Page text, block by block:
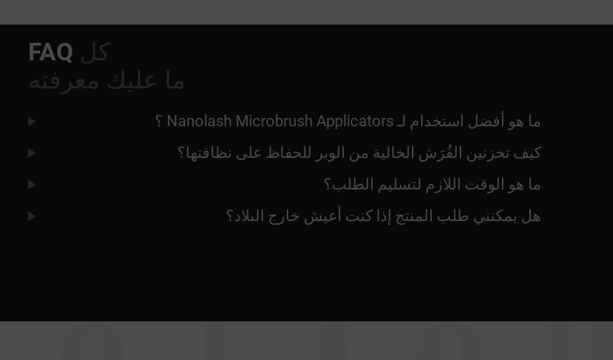
FAQ كل
ما عليك معرفته
ما هو أفضل استخدام لـ Nanolash Microbrush Applicators ؟
كيف تخزنين الفُرَش الخالية من الوبر للحفاظ على نظافتها؟
ما هو الوقت اللازم لتسليم الطلب؟
هل يمكنني طلب المنتج إذا كنت أعيش خارج البلاد؟